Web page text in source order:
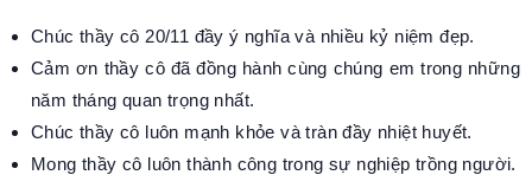
Chúc thầy cô 20/11 đầy ý nghĩa và nhiều kỷ niệm đẹp.
Cảm ơn thầy cô đã đồng hành cùng chúng em trong những
năm tháng quan trọng nhất.
Chúc thầy cô luôn mạnh khỏe và tràn đầy nhiệt huyết.
Mong thầy cô luôn thành công trong sự nghiệp trồng người.